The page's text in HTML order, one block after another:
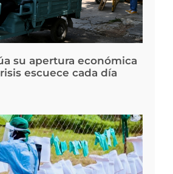
su apertura económica
escuece cada día